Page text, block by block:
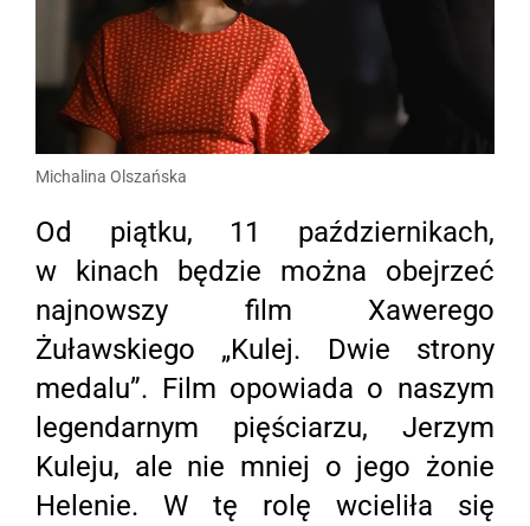
Michalina Olszańska
Od piątku, 11 październikach,
w kinach będzie można obejrzeć
najnowszy film Xawerego
Żuławskiego „Kulej. Dwie strony
medalu”. Film opowiada o naszym
legendarnym pięściarzu, Jerzym
Kuleju, ale nie mniej o jego żonie
Helenie. W tę rolę wcieliła się